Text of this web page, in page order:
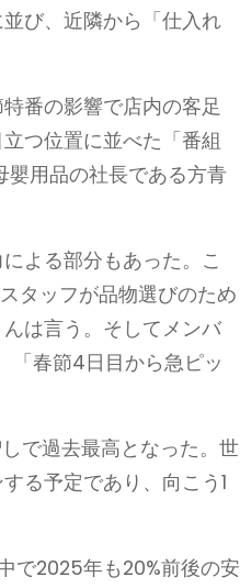
び、近隣から「仕入れ
番の影響で店内の客足
つ位置に並べた「番組
嬰用品の社長である方青
よる部分もあった。こ
タッフが品物選びのため
は言う。そしてメンバ
「春節4日目から急ピッ
で過去最高となった。世
る予定であり、向こう1
で2025年も20%前後の安